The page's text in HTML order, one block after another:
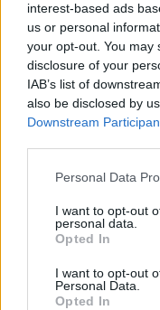
interest-based ads
us or personal
your opt-out. You may
disclosure of your
IAB’s list of
also be disclosed by
Downstream
Personal Data
I want to opt-out
personal data.
Opted In
I want to opt-out
Personal Data.
Opted In
Santé
Sieste après 65 ans : la
clé pour préserver votre
cerveau ou le mettre en
danger
Popular Posts
Vaseline achetée en
20 octobre 2018
Covid : pourquoi la
2 novembre 2022